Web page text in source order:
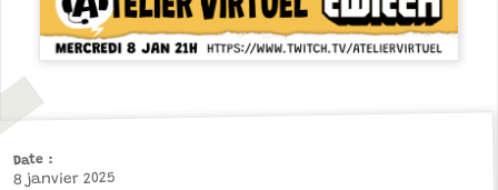
Date
8 janvier 2025